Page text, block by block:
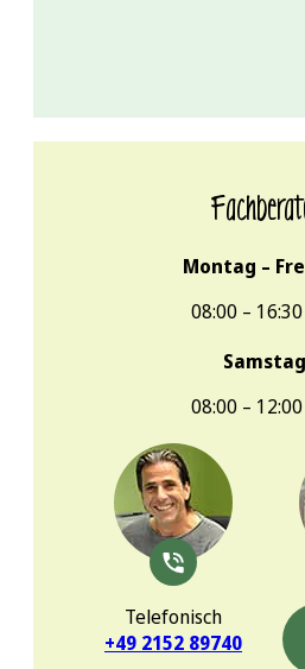
Montag –
08:00 –
Samstag
08:00 –
Telefonisch
+49 2152 89740